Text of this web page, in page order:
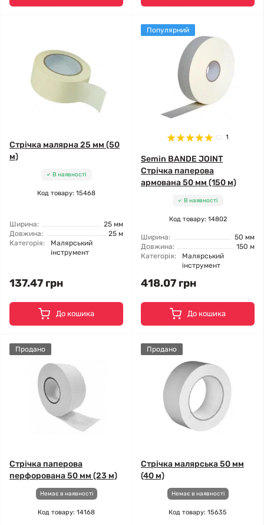
Стрічка малярна 25 мм (50
м)
В наявності
Код товару: 15468
Ширина:
25 мм
Довжина:
25 м
Категорія:
Малярський
інструмент
137.47 грн
До кошика
Популярний
1
Semin BANDE JOINT
Стрічка паперова
армована 50 мм (150 м)
В наявності
Код товару: 14802
Ширина:
50 мм
Довжина:
150 м
Категорія:
Малярський
інструмент
418.07 грн
До кошика
Продано
Стрічка паперова
перфорована 50 мм (23 м)
Немає в наявності
Код товару: 14168
Продано
Стрічка малярська 50 мм
(40 м)
Немає в наявності
Код товару: 15635